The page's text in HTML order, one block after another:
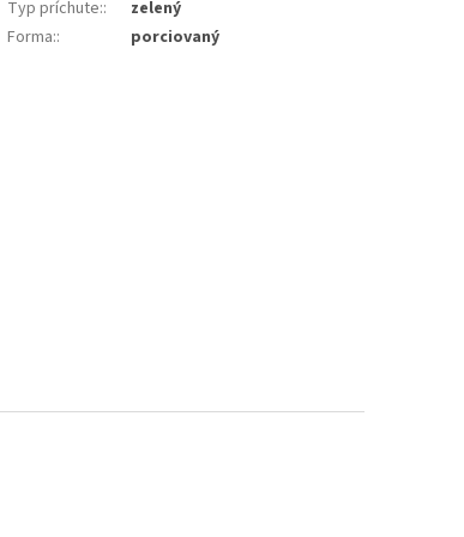
Typ príchute::
zelený
Forma:: porciovaný